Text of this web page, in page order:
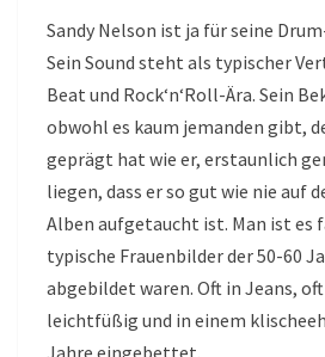
Sandy Nelson ist ja für seine
Sein Sound steht als typischer
Beat und Rock‘n‘Roll-Ära. Sein
obwohl es kaum jemanden gibt,
geprägt hat wie er, erstaunlich
liegen, dass er so gut wie nie auf
Alben aufgetaucht ist. Man ist es
typische Frauenbilder der 50-60
abgebildet waren. Oft in Jeans,
leichtfüßig und in einem